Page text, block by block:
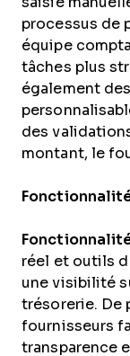
processus de
équipe
tâches plus
également
des
montant, le
réel et outils
une visibilité
trésorerie. De
fournisseurs
transparence